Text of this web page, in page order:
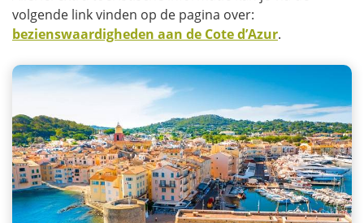
volgende link vinden op de pagina over:
bezienswaardigheden aan de Cote d’Azur.